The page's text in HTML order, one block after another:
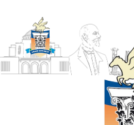
ΔΗΜΟΣ
ΚΟΡΙΝΘΙΩΝ